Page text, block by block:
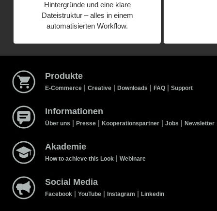
Hintergründe und eine klare
Dateistruktur – alles in einem
automatisierten Workflow.
Produkte
E-Commerce | Creative | Downloads | FAQ | Support
Informationen
Über uns | Presse | Kooperationspartner | Jobs | Newsletter
Akademie
How to achieve this Look | Webinare
Social Media
Facebook | YouTube | Instagram | Linkedin